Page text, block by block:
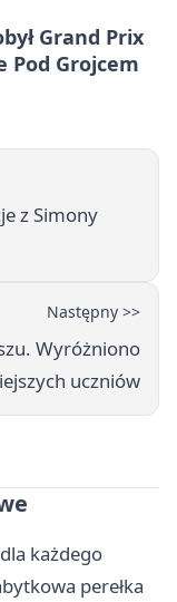
Grand Prix
Pod Grojcem
z Simony
Następny >>
Wyróżniono
uczniów
każdego
perełka